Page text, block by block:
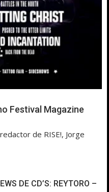
Festival Magazine
de RISE!, Jorge
DE CD’S: REYTORO –